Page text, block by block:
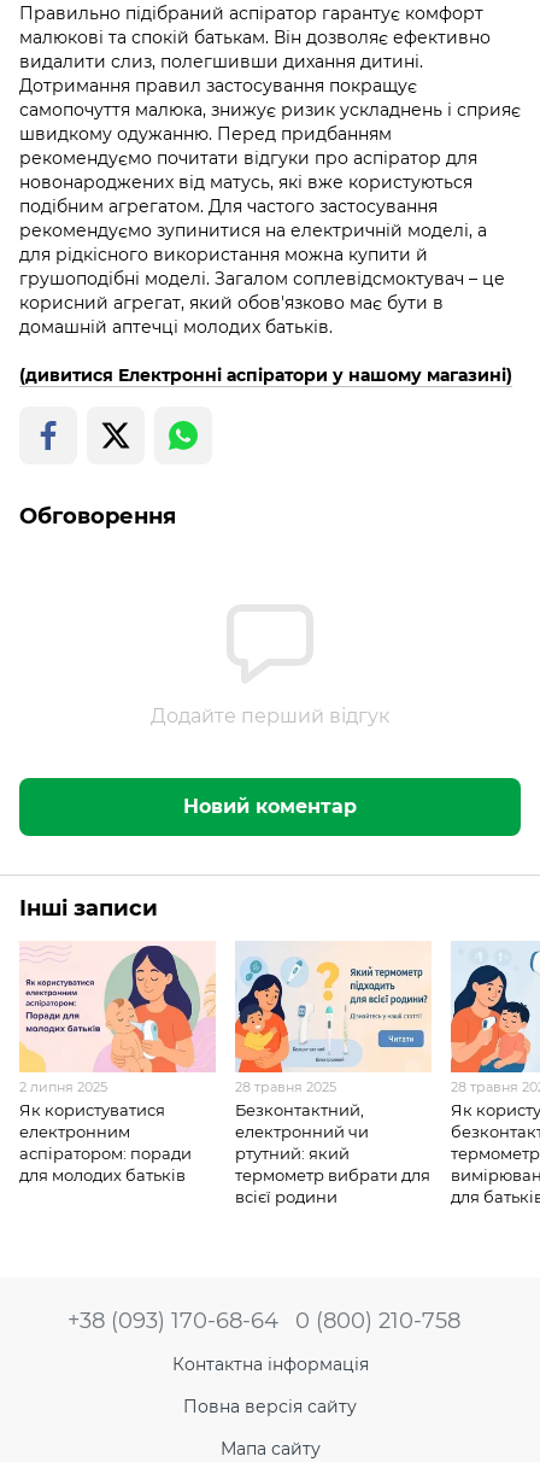
Правильно підібраний аспіратор гарантує комфорт
малюкові та спокій батькам. Він дозволяє ефективно
видалити слиз, полегшивши дихання дитині.
Дотримання правил застосування покращує
самопочуття малюка, знижує ризик ускладнень і сприяє
швидкому одужанню. Перед придбанням
рекомендуємо почитати відгуки про аспіратор для
новонароджених від матусь, які вже користуються
подібним агрегатом. Для частого застосування
рекомендуємо зупинитися на електричній моделі, а
для рідкісного використання можна купити й
грушоподібні моделі. Загалом соплевідсмоктувач – це
корисний агрегат, який обов'язково має бути в
домашній аптечці молодих батьків.
(дивитися Електронні аспіратори у нашому магазині)
Обговорення
Додайте перший відгук
Новий коментар
Інші записи
2 липня 2025
Як користуватися
електронним
аспіратором: поради
для молодих батьків
28 травня 2025
Безконтактний,
електронний чи
ртутний: який
термометр вибрати для
всієї родини
28 травня
Як
для
+38 (093) 170-68-64 0 (800) 210-758
Контактна інформація
Повна версія сайту
Мапа сайту